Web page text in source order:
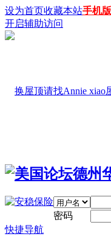
设为首页收藏本站手机版
开启辅助访问
密码
快捷导航